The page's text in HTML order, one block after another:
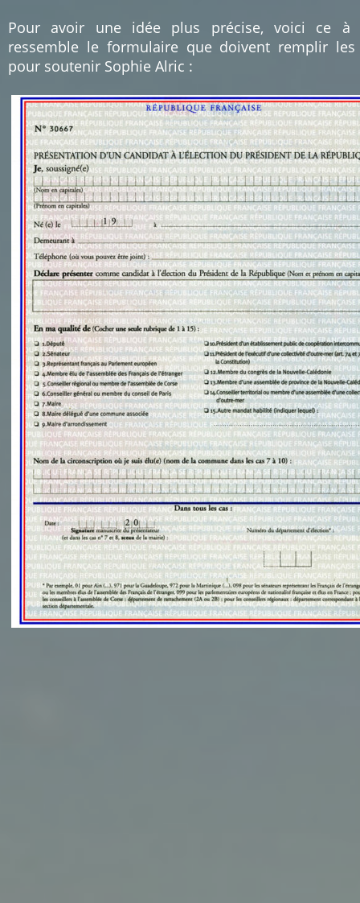
Pour avoir une idée plus précise, voici ce à
ressemble le formulaire que doivent remplir les
pour soutenir Sophie Alric :